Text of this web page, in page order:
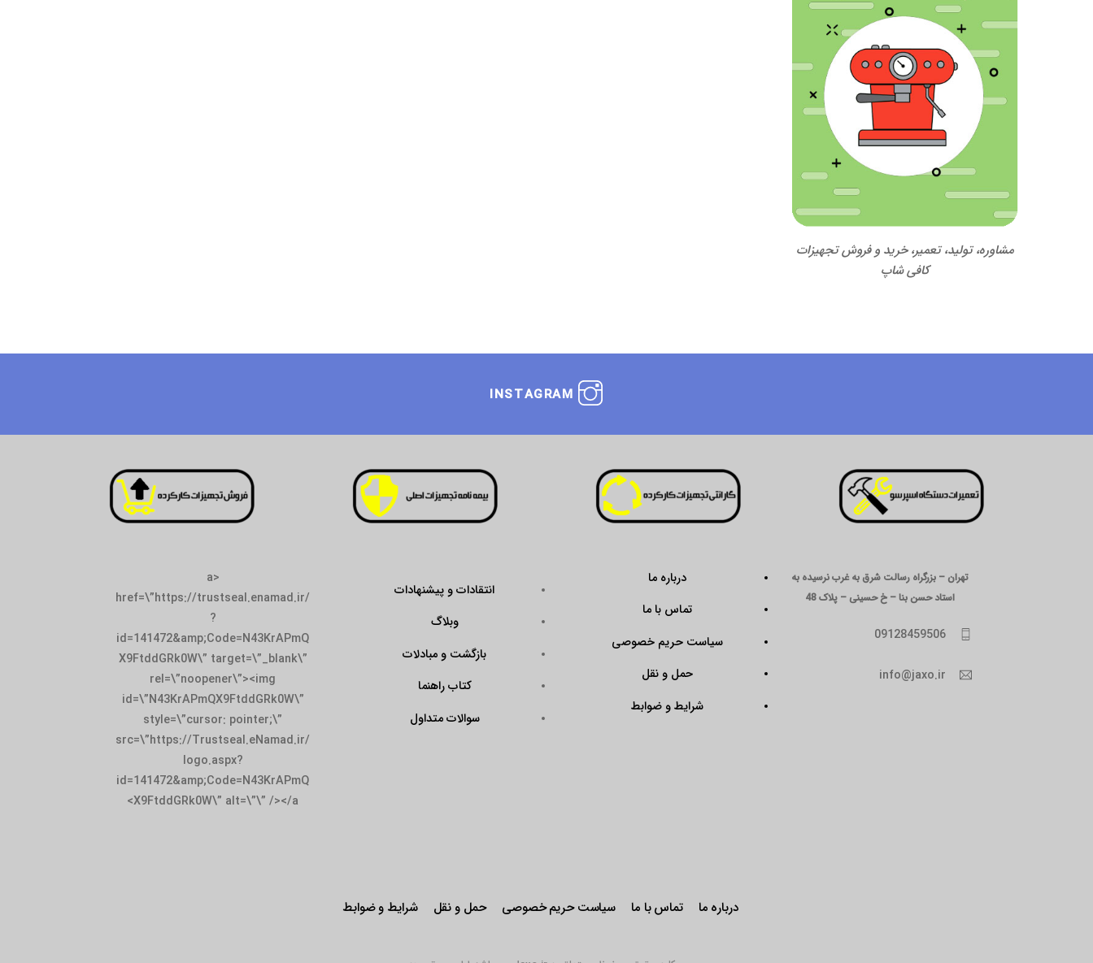
مشاوره، تولید، تعمیر، خرید و فروش تجهیزات
کافی شاپ
INSTAGRAM
تهران – بزرگراه رسالت شرق به غرب نرسیده به
استاد حسن بنا – خ حسینی – پلاک 48
09128459506
info@jaxo.ir
درباره ما
تماس با ما
سیاست حریم خصوصی
حمل و نقل
شرایط و ضوابط
انتقادات و پیشنهادات
وبلاگ
بازگشت و مبادلات
کتاب راهنما
سوالات متداول
<a
href=\”https://trustseal.enamad.ir/
?
id=141472&amp;Code=N43KrAPmQ
X9FtddGRk0W\” target=\”_blank\”
rel=\”noopener\”><img
id=\”N43KrAPmQX9FtddGRk0W\”
style=\”cursor: pointer;\”
src=\”https://Trustseal.eNamad.ir/
logo.aspx?
id=141472&amp;Code=N43KrAPmQ
X9FtddGRk0W\” alt=\”\” /></a>
درباره ما تماس با ما سیاست حریم خصوصی حمل و نقل شرایط و ضوابط